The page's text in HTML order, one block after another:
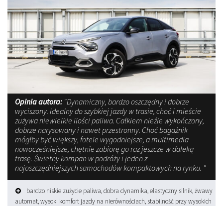
Opinia autora: "Dynamiczny, bardzo oszczędny i dobrze
wyciszony. Idealny do szybkiej jazdy w trasie, choć i mieście
zużywa niewielkie ilości paliwa. Całkiem nieźle wykończony,
dobrze narysowany i nawet przestronny. Choć bagażnik
mógłby być większy, fotele wygodniejsze, a multimedia
nowocześniejsze, chętnie zabiorę go raz jeszcze w daleką
trasę. Świetny kompan w podróży i jeden z
najoszczędniejszych samochodów kompaktowych na rynku. "
bardzo niskie zużycie paliwa, dobra dynamika, elastyczny silnik, żwawy
automat, wysoki komfort jazdy na nierównościach, stabilność przy wysokich